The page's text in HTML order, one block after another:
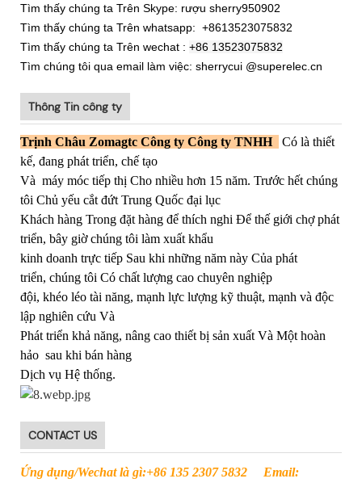
Tìm thấy chúng ta Trên Skype: rượu sherry950902
Tìm thấy chúng ta Trên whatsapp: +8613523075832
Tìm thấy chúng ta Trên wechat : +86 13523075832
Tìm chúng tôi qua email làm việc: sherrycui @superelec.cn
Thông Tin công ty
Trịnh Châu Zomagtc Công ty Công ty TNHH
Có là thiết
kế, đang phát triển, chế tạo
Và máy móc tiếp thị Cho nhiều hơn 15 năm. Trước hết chúng
tôi Chủ yếu cắt đứt Trung Quốc đại lục
Khách hàng Trong đặt hàng để thích nghi Để thế giới chợ phát
triển, bây giờ chúng tôi làm xuất khẩu
kinh doanh trực tiếp Sau khi những năm này Của phát
triển, chúng tôi Có chất lượng cao chuyên nghiệp
đội, khéo léo tài năng, mạnh lực lượng kỹ thuật, mạnh và độc
lập nghiên cứu Và
Phát triển khả năng, nâng cao thiết bị sản xuất Và Một hoàn
hảo sau khi bán hàng
Dịch vụ Hệ thống.
CONTACT US
Ứng dụng/Wechat là gì:+86 135 2307 5832 Email: